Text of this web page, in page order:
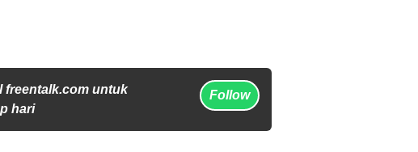
freentalk.com untuk
hari
Follow